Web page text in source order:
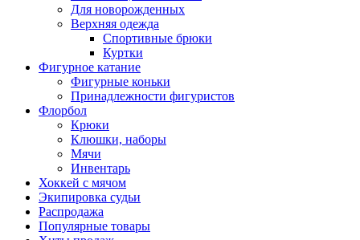
Для новорожденных
Верхняя одежда
Спортивные брюки
Куртки
Фигурное катание
Фигурные коньки
Принадлежности фигуристов
Флорбол
Крюки
Клюшки, наборы
Мячи
Инвентарь
Хоккей с мячом
Экипировка судьи
Распродажа
Популярные товары